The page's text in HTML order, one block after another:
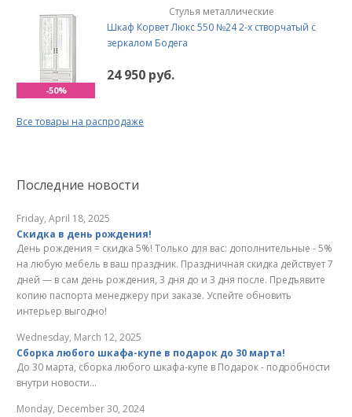
-50%
Стулья металлические
Шкаф Корвет Люкс 550 №24 2-х створчатый с
зеркалом Бодега
24 950 руб.
Все товары на распродаже
Последние новости
Friday, April 18, 2025
Скидка в день рождения!
День рождения = скидка 5%! Только для вас: дополнительные - 5%
на любую мебель в ваш праздник. Праздничная скидка действует 7
дней — в сам день рождения, 3 дня до и 3 дня после. Предъявите
копию паспорта менеджеру при заказе. Успейте обновить
интерьер выгодно!
Wednesday, March 12, 2025
Сборка любого шкафа-купе в подарок до 30 марта!
До 30 марта, сборка любого шкафа-купе в Подарок - подробности
внутри новости...
Monday, December 30, 2024